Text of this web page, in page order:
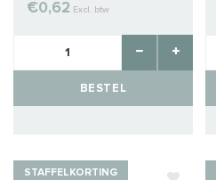
€0,62 Excl. btw
BESTEL
STAFFELKORTING